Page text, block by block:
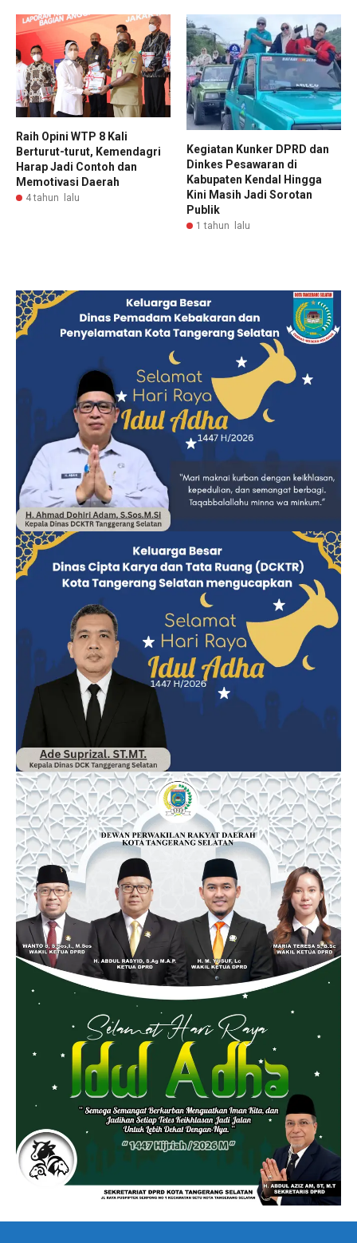
Raih Opini WTP 8 Kali
Berturut-turut, Kemendagri
Harap Jadi Contoh dan
Memotivasi Daerah
4 tahun lalu
Kegiatan Kunker DPRD dan
Dinkes Pesawaran di
Kabupaten Kendal Hingga
Kini Masih Jadi Sorotan
Publik
1 tahun lalu